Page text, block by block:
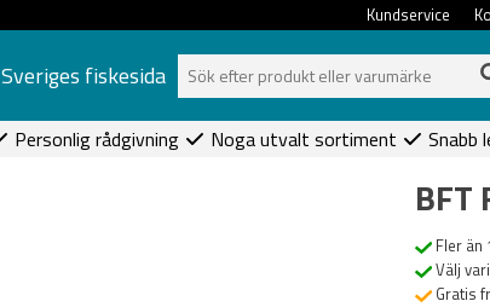
Kundservice
Sveriges fiskesida
Personlig rådgivning Noga utvalt sortiment Snabb
BFT
Fler än
Välj
Gratis